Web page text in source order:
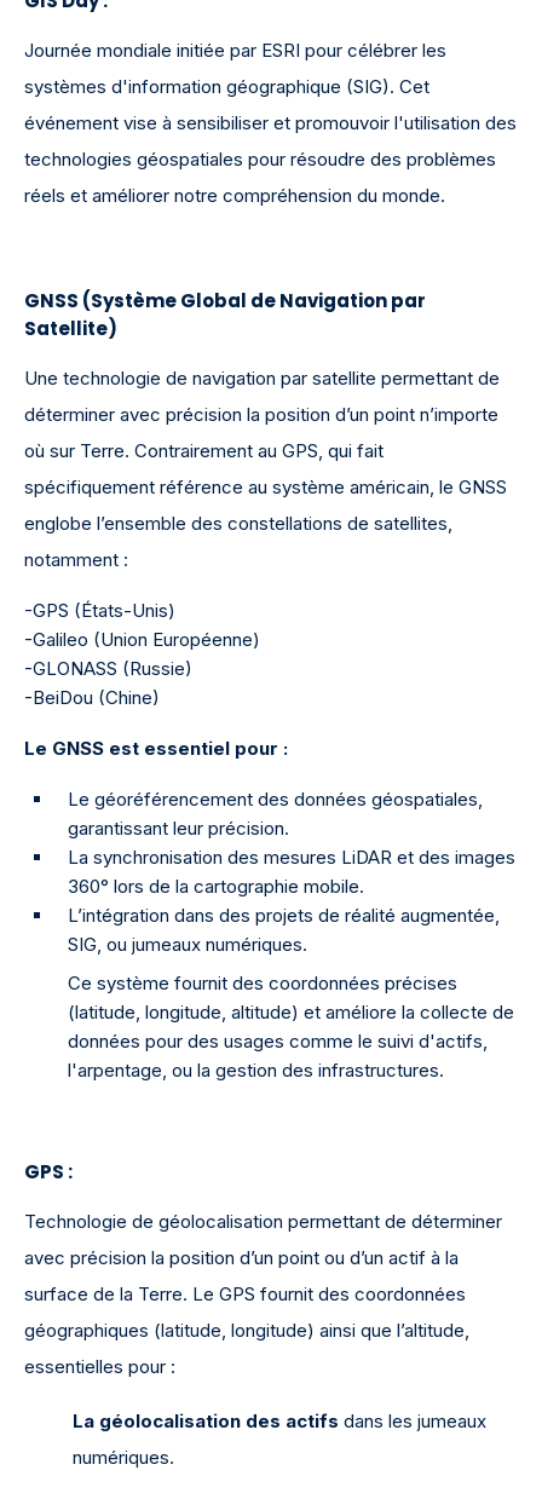
Journée mondiale initiée par ESRI pour célébrer les
systèmes d'information géographique (SIG). Cet
événement vise à sensibiliser et promouvoir l'utilisation des
technologies géospatiales pour résoudre des problèmes
réels et améliorer notre compréhension du monde.
GNSS (Système Global de Navigation par
Satellite)
Une technologie de navigation par satellite permettant de
déterminer avec précision la position d’un point n’importe
où sur Terre. Contrairement au GPS, qui fait
spécifiquement référence au système américain, le GNSS
englobe l’ensemble des constellations de satellites,
notamment :
-GPS (États-Unis)
-Galileo (Union Européenne)
-GLONASS (Russie)
-BeiDou (Chine)
Le GNSS est essentiel pour :
Le géoréférencement des données géospatiales,
garantissant leur précision.
La synchronisation des mesures LiDAR et des images
360° lors de la cartographie mobile.
L’intégration dans des projets de réalité augmentée,
SIG, ou jumeaux numériques.
Ce système fournit des coordonnées précises
(latitude, longitude, altitude) et améliore la collecte de
données pour des usages comme le suivi d'actifs,
l'arpentage, ou la gestion des infrastructures.
GPS :
Technologie de géolocalisation permettant de déterminer
avec précision la position d’un point ou d’un actif à la
surface de la Terre. Le GPS fournit des coordonnées
géographiques (latitude, longitude) ainsi que l’altitude,
essentielles pour :
La géolocalisation des actifs dans les jumeaux
numériques.